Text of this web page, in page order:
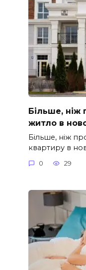
Більше, ніж
житло в
Більше, ніж
квартиру в
0 29